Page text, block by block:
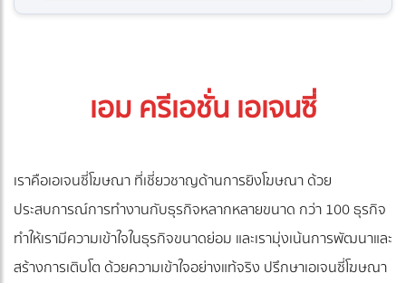
เอม ครีเอชั่น เอเจนซี่
เราคือเอเจนซี่โฆษณา ที่เชี่ยวชาญด้านการยิงโฆษณา ด้วย
ประสบการณ์การทำงานกับธุรกิจหลากหลายขนาด กว่า 100 ธุรกิจ
ทำให้เรามีความเข้าใจในธุรกิจขนาดย่อม และเรามุ่งเน้นการพัฒนาและ
สร้างการเติบโต ด้วยความเข้าใจอย่างแท้จริง ปรึกษาเอเจนซี่โฆษณา